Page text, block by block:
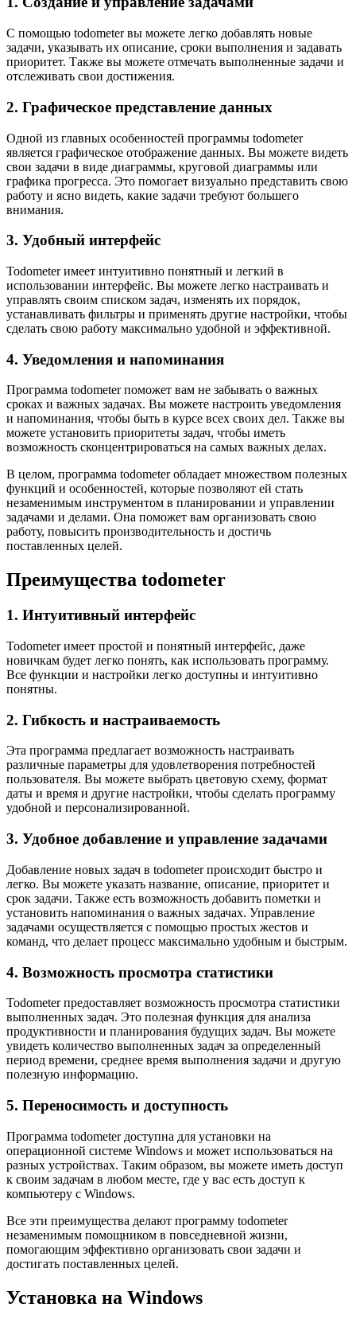
С помощью todometer вы можете легко добавлять новые
задачи, указывать их описание, сроки выполнения и задавать
приоритет. Также вы можете отмечать выполненные задачи и
отслеживать свои достижения.
2. Графическое представление данных
Одной из главных особенностей программы todometer
является графическое отображение данных. Вы можете видеть
свои задачи в виде диаграммы, круговой диаграммы или
графика прогресса. Это помогает визуально представить свою
работу и ясно видеть, какие задачи требуют большего
внимания.
3. Удобный интерфейс
Todometer имеет интуитивно понятный и легкий в
использовании интерфейс. Вы можете легко настраивать и
управлять своим списком задач, изменять их порядок,
устанавливать фильтры и применять другие настройки, чтобы
сделать свою работу максимально удобной и эффективной.
4. Уведомления и напоминания
Программа todometer поможет вам не забывать о важных
сроках и важных задачах. Вы можете настроить уведомления
и напоминания, чтобы быть в курсе всех своих дел. Также вы
можете установить приоритеты задач, чтобы иметь
возможность сконцентрироваться на самых важных делах.
В целом, программа todometer обладает множеством полезных
функций и особенностей, которые позволяют ей стать
незаменимым инструментом в планировании и управлении
задачами и делами. Она поможет вам организовать свою
работу, повысить производительность и достичь
поставленных целей.
Преимущества todometer
1. Интуитивный интерфейс
Todometer имеет простой и понятный интерфейс, даже
новичкам будет легко понять, как использовать программу.
Все функции и настройки легко доступны и интуитивно
понятны.
2. Гибкость и настраиваемость
Эта программа предлагает возможность настраивать
различные параметры для удовлетворения потребностей
пользователя. Вы можете выбрать цветовую схему, формат
даты и время и другие настройки, чтобы сделать программу
удобной и персонализированной.
3. Удобное добавление и управление задачами
Добавление новых задач в todometer происходит быстро и
легко. Вы можете указать название, описание, приоритет и
срок задачи. Также есть возможность добавить пометки и
установить напоминания о важных задачах. Управление
задачами осуществляется с помощью простых жестов и
команд, что делает процесс максимально удобным и быстрым.
4. Возможность просмотра статистики
Todometer предоставляет возможность просмотра статистики
выполненных задач. Это полезная функция для анализа
продуктивности и планирования будущих задач. Вы можете
увидеть количество выполненных задач за определенный
период времени, среднее время выполнения задачи и другую
полезную информацию.
5. Переносимость и доступность
Программа todometer доступна для установки на
операционной системе Windows и может использоваться на
разных устройствах. Таким образом, вы можете иметь доступ
к своим задачам в любом месте, где у вас есть доступ к
компьютеру с Windows.
Все эти преимущества делают программу todometer
незаменимым помощником в повседневной жизни,
помогающим эффективно организовать свои задачи и
достигать поставленных целей.
Установка на Windows